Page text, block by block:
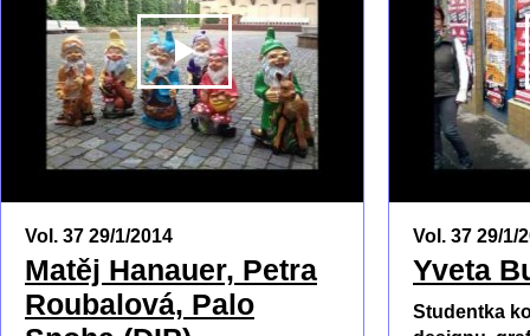
PŘEHRÁT
Vol. 37 29/1/2014
Matěj Hanauer, Petra
Roubalová, Palo
Vol. 37 29/1/
Yveta
Studentka